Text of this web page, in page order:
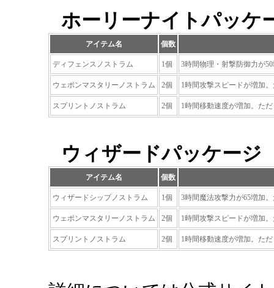
ホーリーナイトパッケ
アイテム名 個数
ディフェンスノストラム 1個 3時間物理・射撃防御力が
ウェポンマスタリーノストラム 2個 1時間攻撃スピードが増加
スプリントノストラム 2個 1時間移動速度が増加。た
ウィザードパッケージ
アイテム名 個数
ウィザードシップノストラム 1個 3時間魔法攻撃力が65増加
ウェポンマスタリーノストラム 2個 1時間攻撃スピードが増加
スプリントノストラム 2個 1時間移動速度が増加。た